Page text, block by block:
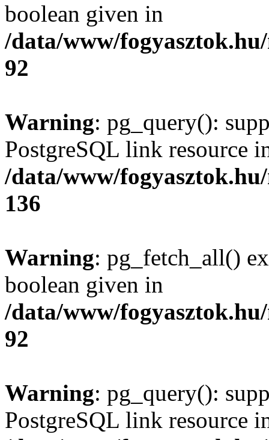
boolean given in
/data/www/
92
Warning: pg_query():
PostgreSQL link resource
/data/www/
136
Warning: pg_fetch_all()
boolean given in
/data/www/
92
Warning: pg_query():
PostgreSQL link resource